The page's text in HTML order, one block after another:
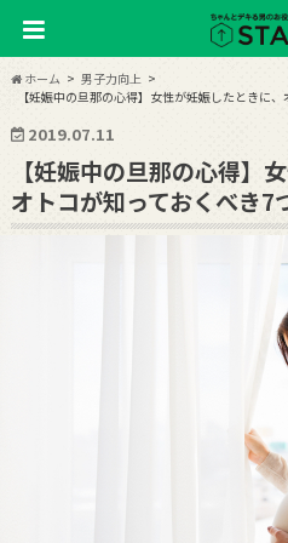
ホーム
男子力向上
【妊娠中の旦那の心得】女性が妊娠したときに
2019.07.11
【妊娠中の旦那の心得】
オトコが知っておくべき7